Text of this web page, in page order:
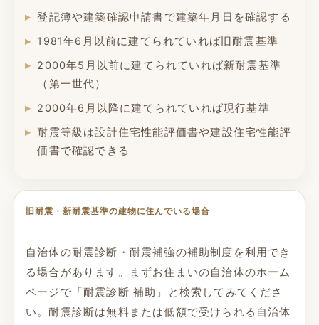
登記簿や建築確認申請書で建築年月日を確認する
1981年6月以前に建てられていれば旧耐震基準
2000年5月以前に建てられていれば新耐震基準
（第一世代）
2000年6月以降に建てられていれば現行基準
耐震等級は設計住宅性能評価書や建設住宅性能評
価書で確認できる
旧耐震・新耐震基準の建物に住んでいる場合
自治体の耐震診断・耐震補強の補助制度を利用でき
る場合があります。まずお住まいの自治体のホーム
ページで「耐震診断 補助」と検索してみてくださ
い。耐震診断は無料または低額で受けられる自治体